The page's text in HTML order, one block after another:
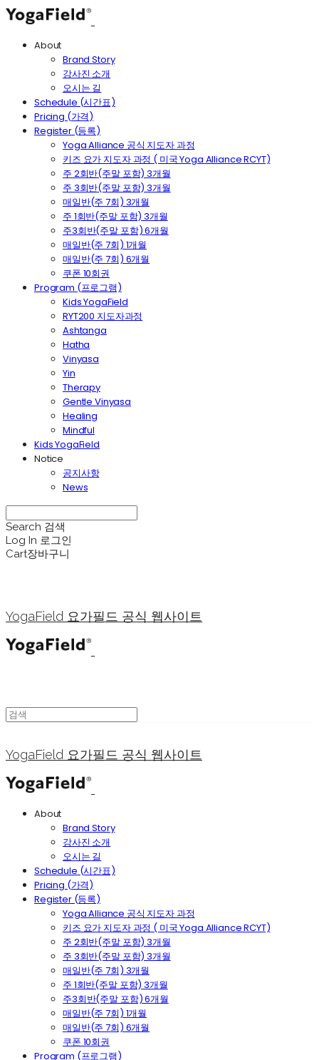
About
Brand Story
강사진 소개
오시는 길
Schedule (시간표)
Pricing (가격)
Register (등록)
Yoga Alliance 공식 지도자 과정
키즈 요가 지도자 과정 ( 미국 Yoga Alliance RCYT)
주 2회반(주말 포함) 3개월
주 3회반(주말 포함) 3개월
매일반(주 7회) 3개월
주 1회반(주말 포함) 3개월
주3회반(주말 포함) 6개월
매일반(주 7회) 1개월
매일반(주 7회) 6개월
쿠폰 10회권
Program (프로그램)
Kids YogaField
RYT200 지도자과정
Ashtanga
Hatha
Vinyasa
Yin
Therapy
Gentle Vinyasa
Healing
Mindful
Kids YogaField
Notice
공지사항
News
Search 검색
Log In 로그인
Cart장바구니
YogaField 요가필드 공식 웹사이트
YogaField 요가필드 공식 웹사이트
About
Brand Story
강사진 소개
오시는 길
Schedule (시간표)
Pricing (가격)
Register (등록)
Yoga Alliance 공식 지도자 과정
키즈 요가 지도자 과정 ( 미국 Yoga Alliance RCYT)
주 2회반(주말 포함) 3개월
주 3회반(주말 포함) 3개월
매일반(주 7회) 3개월
주 1회반(주말 포함) 3개월
주3회반(주말 포함) 6개월
매일반(주 7회) 1개월
매일반(주 7회) 6개월
쿠폰 10회권
Program (프로그램)